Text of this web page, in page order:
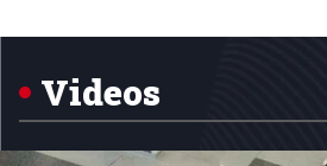
1
Videos